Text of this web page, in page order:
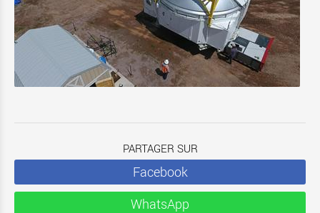
PARTAGER SUR
Facebook
WhatsApp